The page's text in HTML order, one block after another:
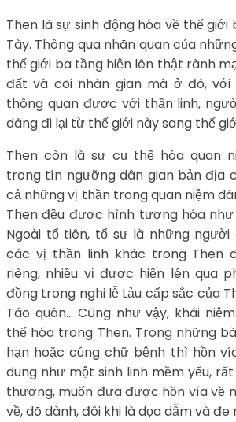
Then là sự sinh động hóa về thế
Tày. Thông qua nhãn quan của
thế giới ba tầng hiện lên thật rành
đất và cõi nhân gian mà ở đó,
thông quan được với thần linh,
dàng đi lại từ thế giới này sang thế
Then còn là sự cụ thể hóa quan
trong tín ngưỡng dân gian bản địa
cả những vị thần trong quan niệm
Then đều được hình tượng hóa
Ngoài tổ tiên, tổ sư là những
các vị thần linh khác trong Then
riêng, nhiều vị được hiện lên qua
đồng trong nghi lễ Lảu cấp sắc của
Táo quân… Cũng như vậy, khái
thể hóa trong Then. Trong những
hạn hoặc cúng chữ bệnh thì hồn
dung như một sinh linh mềm yếu,
thương, muốn đưa được hồn vía về
về, dõ dành, đôi khi là dọa dẫm và đe